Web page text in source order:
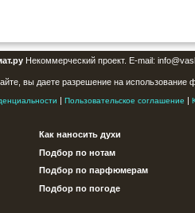
Некоммерческий проект. E-mail:
вы даете разрешение на
| Пользовательское соглашение |
Как наносить духи
Подбор по нотам
Подбор по парфюмерам
Подбор по погоде